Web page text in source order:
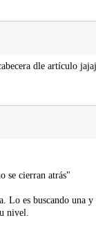
dle artículo
se cierran atrás"
es buscando una
nivel.